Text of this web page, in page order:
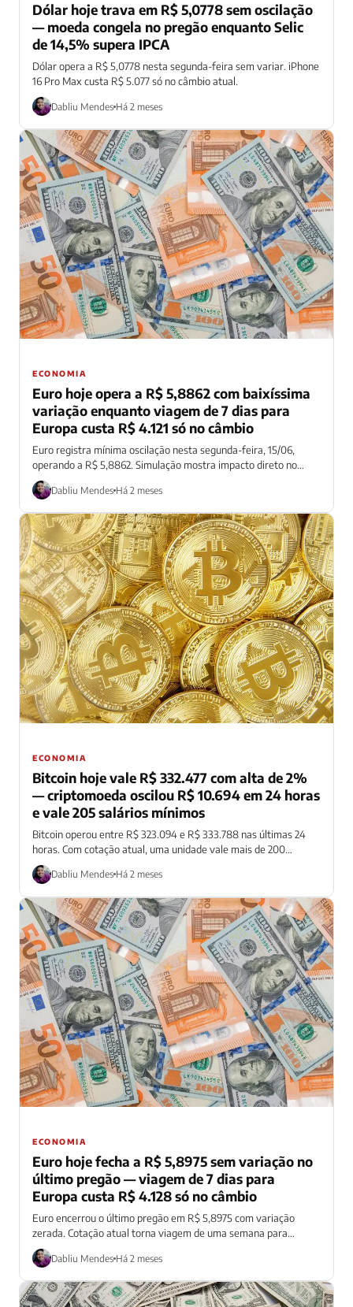
Dólar hoje trava em R$ 5,0778 sem oscilação
— moeda congela no pregão enquanto Selic
de 14,5% supera IPCA
Dólar opera a R$ 5,0778 nesta segunda-feira sem variar. iPhone
16 Pro Max custa R$ 5.077 só no câmbio atual.
Dabliu Mendes Há 2 meses
ECONOMIA
Euro hoje opera a R$ 5,8862 com baixíssima
variação enquanto viagem de 7 dias para
Europa custa R$ 4.121 só no câmbio
Euro registra mínima oscilação nesta segunda-feira, 15/06,
operando a R$ 5,8862. Simulação mostra impacto direto no
turismo e importações europeias.
Dabliu Mendes Há 2 meses
ECONOMIA
Bitcoin hoje vale R$ 332.477 com alta de 2%
— criptomoeda oscilou R$ 10.694 em 24 horas
e vale 205 salários mínimos
Bitcoin operou entre R$ 323.094 e R$ 333.788 nas últimas 24
horas. Com cotação atual, uma unidade vale mais de 200
salários...
Dabliu Mendes Há 2 meses
ECONOMIA
Euro hoje fecha a R$ 5,8975 sem variação no
último pregão — viagem de 7 dias para
Europa custa R$ 4.128 só no câmbio
Euro encerrou o último pregão em R$ 5,8975 com variação
zerada. Cotação atual torna viagem de uma semana para
Europa mais cara...
Dabliu Mendes Há 2 meses